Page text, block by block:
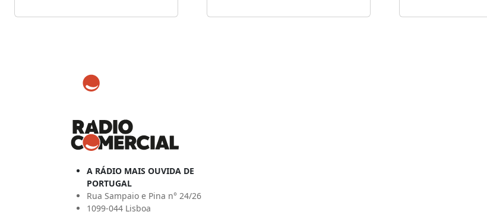
A RÁDIO MAIS OUVIDA DE
PORTUGAL
Rua Sampaio e Pina n° 24/26
1099-044 Lisboa